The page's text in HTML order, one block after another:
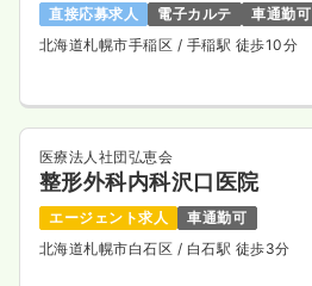
直接応募求人 電子カルテ
車通勤可
北海道札幌市手稲区 / 手稲駅 徒歩10分
医療法人社団弘恵会
整形外科内科沢口医院
エージェント求人
車通勤可
北海道札幌市白石区 / 白石駅 徒歩3分